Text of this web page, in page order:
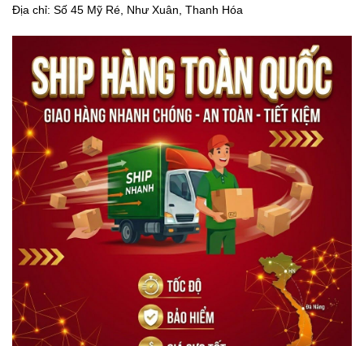
Địa chỉ: Số 45 Mỹ Ré, Như Xuân, Thanh Hóa